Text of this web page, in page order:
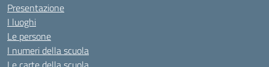
Presentazione
I luoghi
Le persone
I numeri della scuola